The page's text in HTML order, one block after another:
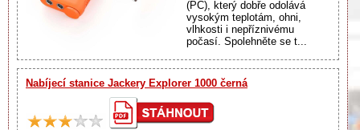
(PC), který dobře odolává
vysokým teplotám, ohni,
vlhkosti i nepříznivému
počasí. Spolehněte se t...
Nabíjecí stanice Jackery Explorer 1000 černá